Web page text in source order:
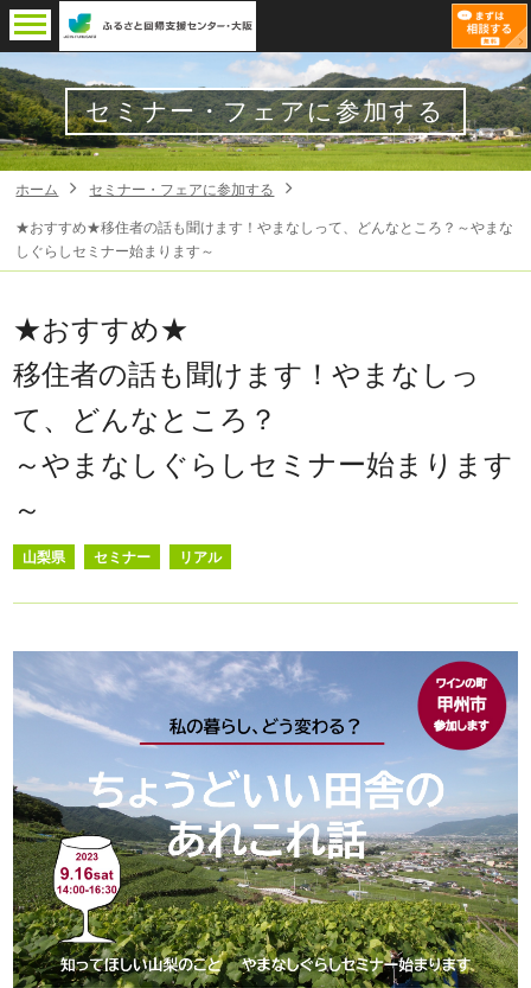
セミナー・フェアに参加する
ホーム セミナー・フェアに参加する
★おすすめ★移住者の話も聞けます！やまなしって、どんなところ？～やまな
しぐらしセミナー始まります～
★おすすめ★
移住者の話も聞けます！やまなしっ
て、どんなところ？
～やまなしぐらしセミナー始まります
～
山梨県 セミナー リアル